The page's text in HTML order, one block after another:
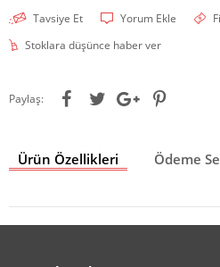
Tavsiye Et Yorum Ekle
Stoklara düşünce haber ver
Paylaş:
Ürün Özellikleri Ödeme